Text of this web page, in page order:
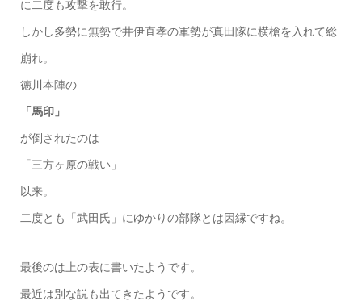
に二度も攻撃を敢行。
しかし多勢に無勢で井伊直孝の軍勢が真田隊に横槍を入れて総
崩れ。
徳川本陣の
「馬印」
が倒されたのは
「三方ヶ原の戦い」
以来。
二度とも「武田氏」にゆかりの部隊とは因縁ですね。
最後のは上の表に書いたようです。
最近は別な説も出てきたようです。